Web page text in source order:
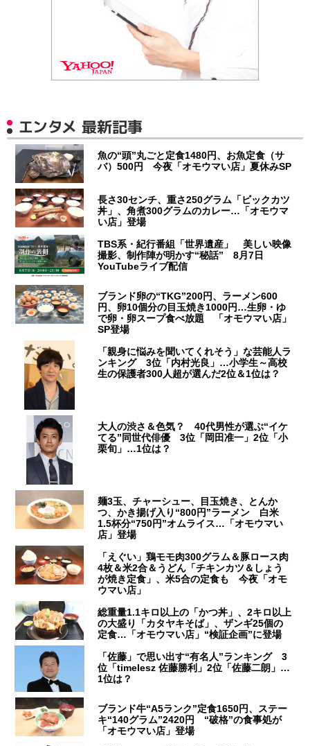
エンタメ 最新記事
魚の“頭”丸ごと定食1480円、お魚定食（サ
バ）500円 今夜「オモウマい店」夏休みSP
長さ30センチ、重さ250グラム「ビックカツ
丼」、角煮300グラムのカレー…「オモウマ
い店」登場
TBS系・紀行番組「世界遺産」 美しい映像
撮影、制作陣が明かす“秘話” 8月7日
YouTubeライブ配信
ブランド卵の“TKG”200円、ラーメン600
円、卵10個分の目玉焼き1000円…生卵・ゆ
で卵・卵スープ食べ放題 「オモウマい店」
SP登場
「親身に悩みを聞いてくれそう」な芸能人ラ
ンキング 3位「内村光良」…小学生～高校
生の保護者300人超が選んだ2位＆1位は？
大人の渋さ＆色気？ 40代男性が選ぶ“イケ
てる”同世代俳優 3位「岡田准一」2位「小
栗旬」…1位は？
麺3玉、チャーシュー、目玉焼き、とんか
つ、かき揚げ入り“800円”ラーメン 白米
1.5杯分“750円”オムライス…「オモウマい
店」登場
「えぐい」鶏モモ肉300グラム＆豚ロース肉
4枚＆米2合＆うどん「チキンカツ＆しょう
が焼き定食」、米5合の定食も 今夜「オモ
ウマい店」
総重量1.1キロ以上の「かつ丼」、2キロ以上
の大盛り「カタヤキそば」、ザンギ25個の
定食…「オモウマい店」“検証企画”に登場
「佐藤」で思い出す“有名人”ランキング 3
位「timelesz 佐藤勝利」2位「佐藤二朗」…
1位は？
ブランド牛“A5ランク”定食1650円、ステー
キ“140グラム”2420円 “破格”の食事処が
「オモウマい店」登場